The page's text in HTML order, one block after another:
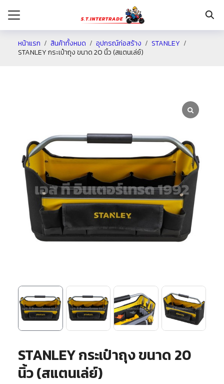
หน้าแรก สินค้าทั้งหมด อุปกรณ์ก่อสร้าง
STANLEY
STANLEY กระเป๋าถุง ขนาด 20 นิ้ว (สแตนเล่ย์)
STANLEY กระเป๋าถุง ขนาด 20
นิ้ว (สแตนเล่ย์)